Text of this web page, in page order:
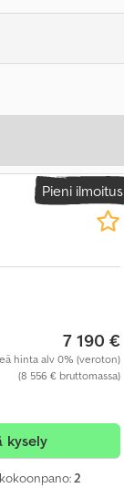
Pieni ilmoitus
7 190 €
hinta alv 0% (veroton)
(8 556 € bruttomassa)
kysely
2